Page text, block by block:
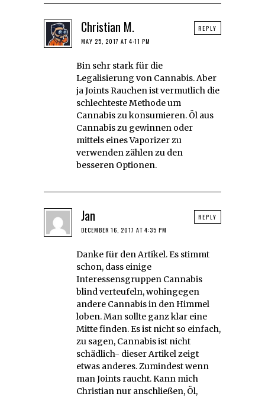
Christian M.
MAY 25, 2017 AT 4:11 PM
Bin sehr stark für die
Legalisierung von Cannabis. Aber
ja Joints Rauchen ist vermutlich die
schlechteste Methode um
Cannabis zu konsumieren. Öl aus
Cannabis zu gewinnen oder
mittels eines Vaporizer zu
verwenden zählen zu den
besseren Optionen.
REPLY
Jan
DECEMBER 16, 2017 AT 4:35 PM
Danke für den Artikel. Es stimmt
schon, dass einige
Interessensgruppen Cannabis
blind verteufeln, wohingegen
andere Cannabis in den Himmel
loben. Man sollte ganz klar eine
Mitte finden. Es ist nicht so einfach,
zu sagen, Cannabis ist nicht
schädlich- dieser Artikel zeigt
etwas anderes. Zumindest wenn
man Joints raucht. Kann mich
Christian nur anschließen, Öl,
REPLY